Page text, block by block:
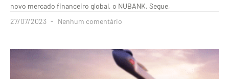
novo mercado financeiro global, o NUBANK. Segue,
27/07/2023
Nenhum comentário